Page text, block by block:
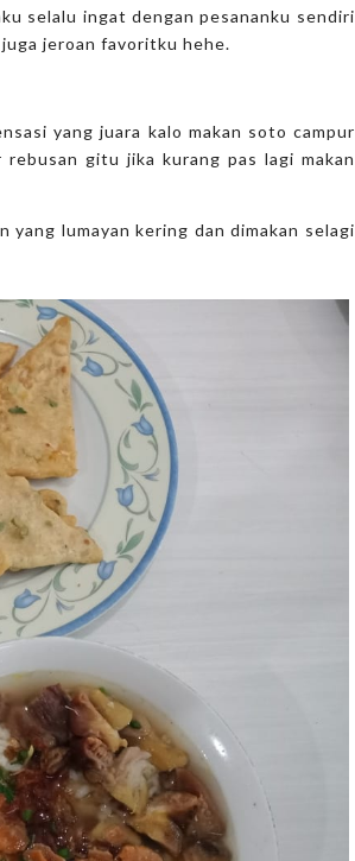
selalu ingat dengan pesananku sendiri
jeroan favoritku hehe.
yang juara kalo makan soto campur
gitu jika kurang pas lagi makan
yang lumayan kering dan dimakan selagi